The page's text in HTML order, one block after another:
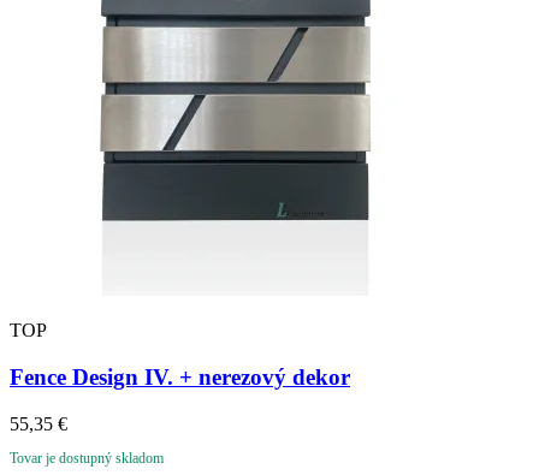
TOP
Fence Design IV. + nerezový dekor
55,35 €
Tovar je dostupný skladom